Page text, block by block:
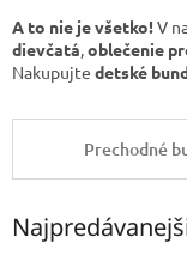
A to nie je všetko!V
dievčatá,oblečenie
Nakupujte detské
Prechodné